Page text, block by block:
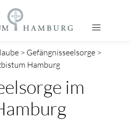
> Gefängnisseelsorge >
Hamburg
im